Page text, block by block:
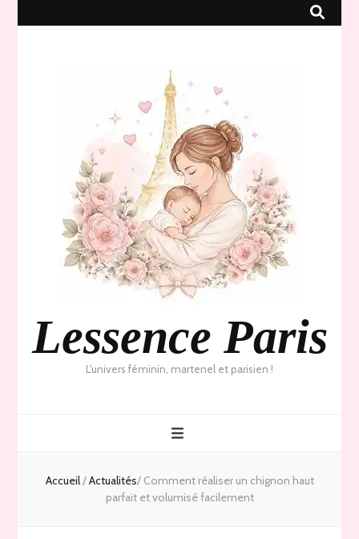
Lessence Paris
L'univers féminin, martenel et parisien !
Accueil/Actualités/ Comment réaliser un chignon haut
parfait et volumisé facilement